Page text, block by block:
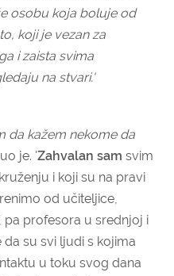
osobu koja boluje od
koji je vezan za
i zaista svima
na stvari.'
da kažem nekome da
je. 'Zahvalan sam svim
i koji su na pravi
od učiteljice,
pa profesora u srednjoj i
su svi ljudi s kojima
u toku svog dana